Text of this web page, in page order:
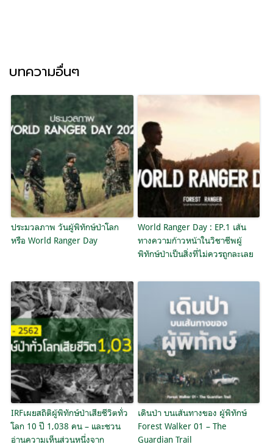
บทความอื่นๆ
ประมวลภาพ วันผู้พิทักษ์ป่าโลก
หรือ World Ranger Day
World Ranger Day : EP.1 เส้น
ทางความก้าวหน้าในวิชาชีพผู้
พิทักษ์ป่าเป็นสิ่งที่ไม่ควรถูกละเลย
IRFเผยสถิติผู้พิทักษ์ป่าเสียชีวิตทั่ว
โลก 10 ปี 1,038 คน – และชวน
อ่านความเห็นส่วนหนึ่งจาก
เดินป่า บนเส้นทางของ ผู้พิทักษ์
Forest Walker 01 – The
Guardian Trail